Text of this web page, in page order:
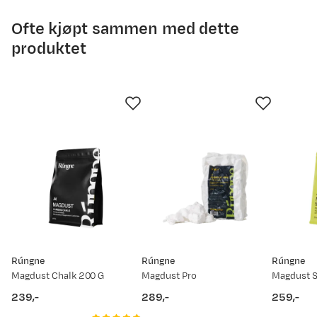
Ofte kjøpt sammen med dette
produktet
Rúngne
Magdust Chalk 200 G
239,-
Rúngne
Magdust Pro
289,-
Rúngne
Magdust
259,-